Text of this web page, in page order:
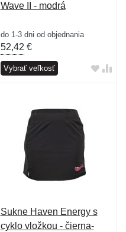
Wave II - modrá
do 1-3 dni od objednania
52,42 €
Vybrať veľkosť
Sukne Haven Energy s
cyklo vložkou - čierna-